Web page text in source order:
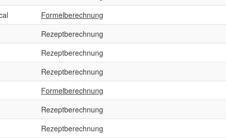
Formelberechnung
Rezeptberechnung
Rezeptberechnung
Rezeptberechnung
Formelberechnung
Rezeptberechnung
Rezeptberechnung